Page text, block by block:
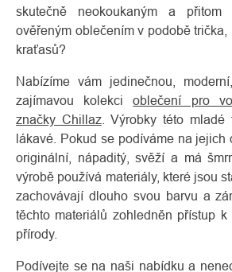
skutečně neokoukaným a
ověřeným oblečením v podobě
kraťasů?
Nabízíme vám jedinečnou,
zajímavou kolekcioblečení pro
značky Chillaz. Výrobky této mladé
lákavé. Pokud se podíváme na jejich
originální, nápaditý, svěží a má
výrobě používá materiály, které jsou
zachovávají dlouho svou barvu a
těchto materiálů zohledněn přístup
přírody.
Podívejte se na naši nabídku a